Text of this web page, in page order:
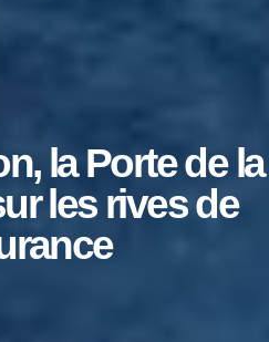
la Porte de la
les rives de